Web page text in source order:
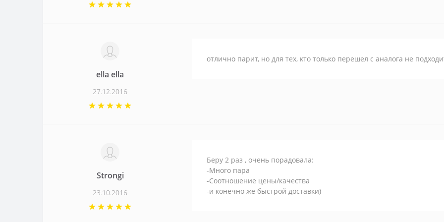
ella ella
27.12.2016
отлично парит, но для тех, кто только перешел с аналога не
Strongi
23.10.2016
Беру 2 раз , очень порадовала:
-Много пара
-Соотношение цены/качества
-и конечно же быстрой доставки)